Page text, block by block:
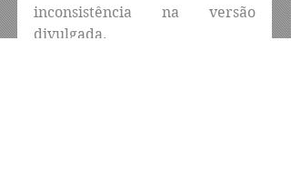
inconsistência na versão
divulgada.